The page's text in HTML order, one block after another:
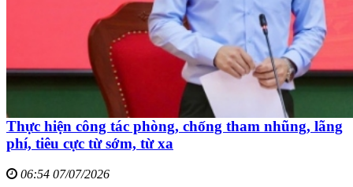
Thực hiện công tác phòng, chống tham nhũng, lãng
phí, tiêu cực từ sớm, từ xa
06:54 07/07/2026